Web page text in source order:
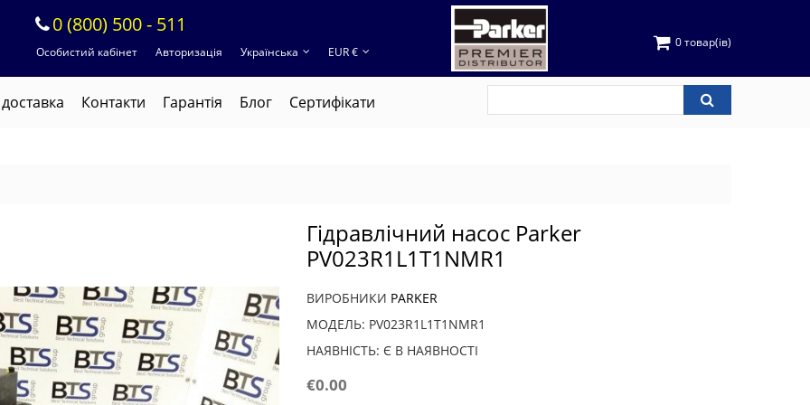
0 (800) 500 - 511
Особистий кабінет Авторизація Українська EUR €
0 товар(ів)
Контакти Гарантія Блог Cертифікати
Гідравлічний насос Parker
PV023R1L1T1NMR1
ВИРОБНИКИ PARKER
МОДЕЛЬ: PV023R1L1T1NMR1
НАЯВНІСТЬ: Є В НАЯВНОСТІ
€0.00